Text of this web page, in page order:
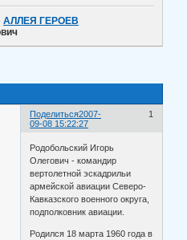
АЛЛЕЯ ГЕРОЕВ
Поделиться 1
2007-
09-08 15:22:27
Родобольский Игорь
Олегович - командир
вертолетной эскадрильи
армейской авиации Северо-
Кавказского военного округа,
подполковник авиации.
Родился 18 марта 1960 года в